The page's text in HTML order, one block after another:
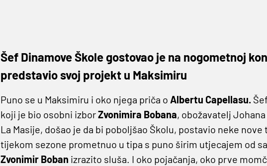
Šef Dinamove Škole gostovao je na nogometnoj
predstavio svoj projekt u Maksimiru
Puno se u Maksimiru i oko njega priča o Albertu Capellasu.
koji je bio osobni izborZvonimira Bobana, obožavatelj Johana
La Masije, došao je da bi poboljšao Školu, postavio neke
tijekom sezone prometnuo u tipa s puno širim utjecajem od
Zvonimir Boban izrazito sluša. I oko pojačanja, oko prve